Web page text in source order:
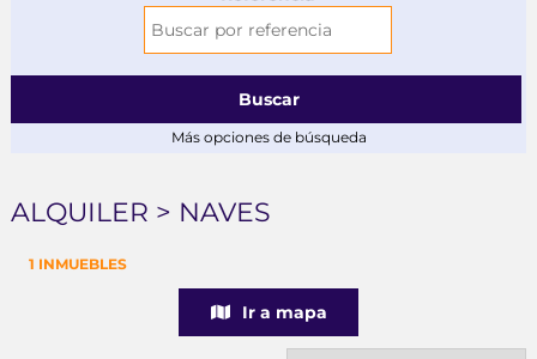
Buscar
Más opciones de búsqueda
ALQUILER > NAVES
1 INMUEBLES
Ir a mapa